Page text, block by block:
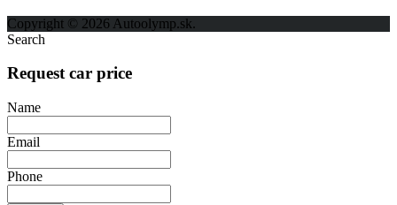
Copyright © 2026 Autoolymp.sk.
Search
Request car price
Name
Email
Phone